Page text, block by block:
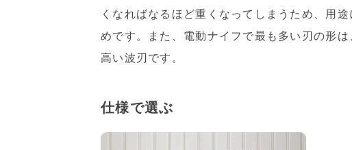
くなればなるほど重くなってしまうため、用
めです。また、電動ナイフで最も多い刃の形
高い波刃です。
仕様で選ぶ